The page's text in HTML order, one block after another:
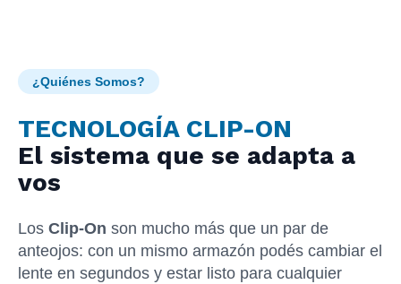
¿Quiénes Somos?
TECNOLOGÍA CLIP-ON
El sistema que se adapta a
vos
Los Clip-On son mucho más que un par de
anteojos: con un mismo armazón podés cambiar el
lente en segundos y estar listo para cualquier